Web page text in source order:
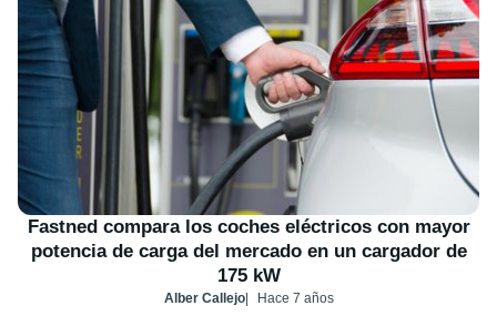
Fastned compara los coches eléctricos con mayor
potencia de carga del mercado en un cargador de
175 kW
Alber Callejo Hace 7 años